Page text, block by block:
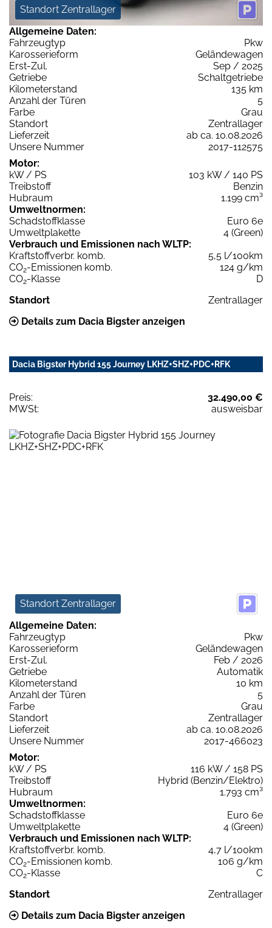
Standort Zentrallager
Allgemeine Daten:
Fahrzeugtyp
Pkw
Karosserieform
Geländewagen
Erst-Zul.
Sep / 2025
Getriebe
Schaltgetriebe
Kilometerstand
135 km
Anzahl der Türen
5
Farbe
Grau
Standort
Zentrallager
Lieferzeit
ab ca. 10.08.2026
Unsere Nummer
2017-112575
Motor:
kW / PS
103 kW / 140 PS
Treibstoff
Benzin
Hubraum
1.199 cm³
Umweltnormen:
Schadstoffklasse
Euro 6e
Umweltplakette
4 (Green)
Verbrauch und Emissionen nach WLTP:
Kraftstoffverbr. komb.
5,5 l/100km
CO2-Emissionen komb.
124 g/km
CO2-Klasse
D
Standort
Zentrallager
Details zum Dacia Bigster anzeigen
Dacia Bigster Hybrid 155 Journey LKHZ+SHZ+PDC+RFK
Preis:
32.490,00 €
MWSt:
ausweisbar
Standort Zentrallager
Allgemeine Daten:
Fahrzeugtyp
Pkw
Karosserieform
Geländewagen
Erst-Zul.
Feb / 2026
Getriebe
Automatik
Kilometerstand
10 km
Anzahl der Türen
5
Farbe
Grau
Standort
Zentrallager
Lieferzeit
ab ca. 10.08.2026
Unsere Nummer
2017-466023
Motor:
kW / PS
116 kW / 158 PS
Treibstoff
Hybrid (Benzin/Elektro)
Hubraum
1.793 cm³
Umweltnormen:
Schadstoffklasse
Euro 6e
Umweltplakette
4 (Green)
Verbrauch und Emissionen nach WLTP:
Kraftstoffverbr. komb.
4,7 l/100km
CO2-Emissionen komb.
106 g/km
CO2-Klasse
C
Standort
Zentrallager
Details zum Dacia Bigster anzeigen